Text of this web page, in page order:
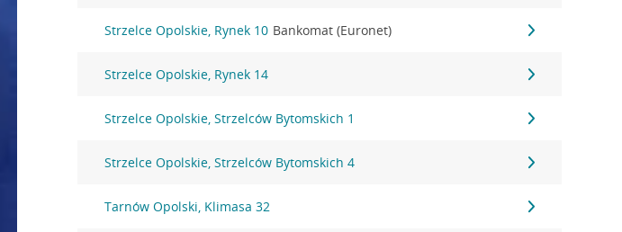
Strzelce Opolskie, Rynek 10 Bankomat (Euronet)
Strzelce Opolskie, Rynek 14
Strzelce Opolskie, Strzelców Bytomskich 1
Strzelce Opolskie, Strzelców Bytomskich 4
Tarnów Opolski, Klimasa 32